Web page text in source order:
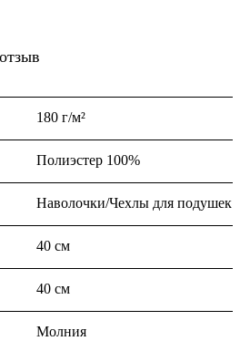
180 г/м²
Полиэстер 100%
Наволочки/Чехлы для подушек
40 см
40 см
Молния